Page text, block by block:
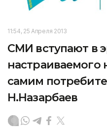
11:54, 25 Апреля 2013
СМИ вступают в
настраиваемого
самим
Н.Назарбаев